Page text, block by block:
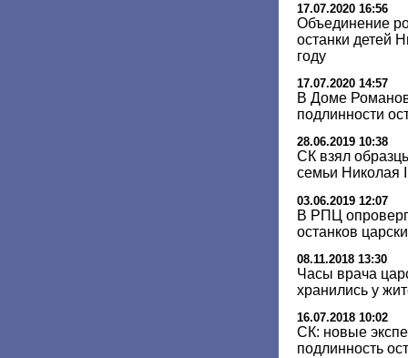
17.07.2020 16:56
Объединение
останки детей
году
17.07.2020 14:57
В Доме
подлинности
28.06.2019 10:38
СК взял
семьи Николая
03.06.2019 12:07
В РПЦ
останков
08.11.2018 13:30
Часы врача
хранились у
16.07.2018 10:02
СК: новые
подлинность